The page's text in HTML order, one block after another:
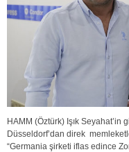
HAMM (Öztürk) Işık
Düsseldorf’dan direk
“Germania şirketi iflas edince